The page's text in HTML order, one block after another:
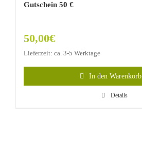
Gutschein 50 €
50,00€
Lieferzeit: ca. 3-5 Werktage
In den Warenkorb
Details